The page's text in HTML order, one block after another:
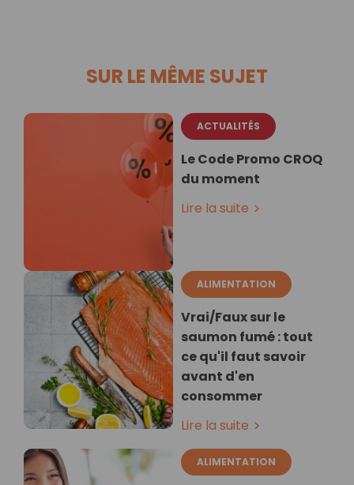
SUR LE MÊME SUJET
ACTUALITÉS
Le Code Promo CROQ
du moment
Lire la suite
ALIMENTATION
Vrai/Faux sur le
saumon fumé : tout
ce qu'il faut savoir
avant d'en
consommer
Lire la suite
ALIMENTATION